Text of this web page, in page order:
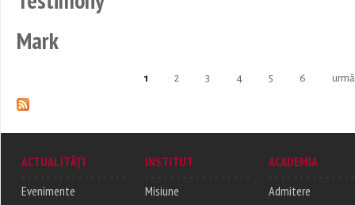
Mark
1 2 3 4 5 6
ACTUALITĂȚI
Evenimente
INSTITUT
Misiune
ACADEMIA
Admitere